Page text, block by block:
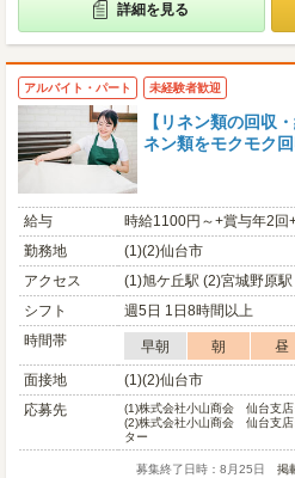
詳細を見る
アルバイト・パート 未経験者歓迎
【リネン類の回収
ネン類をモクモク
給与
時給1100円～+賞与年2回
勤務地
(1)(2)仙台市
アクセス
(1)旭ケ丘駅 (2)宮城野原駅
シフト
週5日 1日8時間以上
時間帯
早朝 朝 昼
面接地
(1)(2)仙台市
応募先
(1)株式会社小山商会 仙台支
(2)株式会社小山商会 仙台支
ター
募集終了日時：8月25日 掲